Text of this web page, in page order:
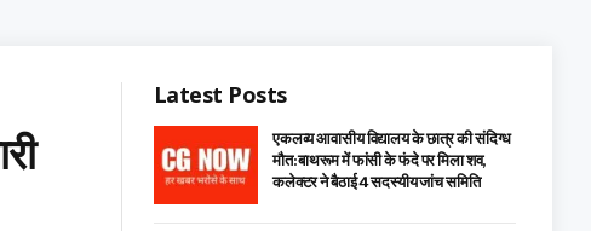
Latest Posts
एकलव्य आवासीय विद्यालय के छात्र की संदिग्ध
मौत: बाथरूम में फांसी के फंदे पर मिला शव,
कलेक्टर ने बैठाई 4 सदस्यीय जांच समिति